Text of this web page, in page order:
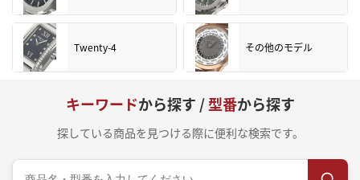
Twenty-4 その他のモデル
キーワードから探す /型番から探す
探している商品を見つける際に便利な検索です。